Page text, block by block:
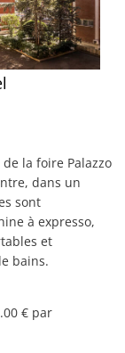
la foire Palazzo
dans un
sont
à expresso,
et
bains.
€ par